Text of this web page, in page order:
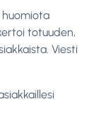
huomiota
totuuden,
Viesti